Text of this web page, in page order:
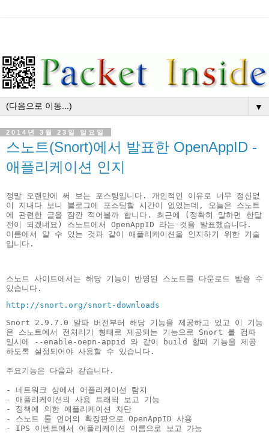
▼
2014년 3월 23일 일요일
스노트(Snort)에서 발표한 OpenAppID -
애플리케이션 인지
정말 오랜만에 써 보는 포스팅입니다. 개인적인 이유로 너무 정신없
이 지내다 보니 블로그에 포스팅할 시간이 없었는데, 오늘은 스노트
에 관련한 글을 잠깐 적어볼까 합니다. 최근에 (정확히 말하면 한달
전이 되겠네요) 스노트에서 OpenAppID 라는 것을 발표했습니다.
이름에서 알 수 있는 것과 같이 애플리케이션을 인지하기 위한 기술
입니다.
스노트 사이트에서는 해당 기능이 반영된 스노트를 다운로드 받을 수
있습니다.
http://snort.org/snort-downloads
Snort 2.9.7.0 알파 버전부터 해당 기능을 제공하고 있고 이 기능
은 스노트에서 전처리기 형태로 제공되는 기능으로 Snort 를 컴파
일시에 --enable-oepn-appid 와 같이 build 할때 기능을 제공
하도록 설정되어야 사용할 수 있습니다.
주요기능은 다음과 같습니다.
- 네트워크 상에서 어플리케이션 탐지
- 애플리케이션의 사용 트래픽 보고 기능
- 정책에 의한 애플리케이션 차단
- 스노트 룰 언어의 확장판으로 OpenAppID 사용
- IPS 이벤트에서 어플리케이션 이름으로 보고 가능